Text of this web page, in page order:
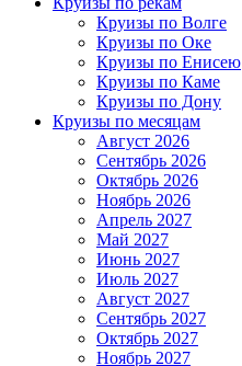
Круизы по Волге
Круизы по Оке
Круизы по Енисею
Круизы по Каме
Круизы по Дону
Круизы по месяцам
Август 2026
Сентябрь 2026
Октябрь 2026
Ноябрь 2026
Апрель 2027
Май 2027
Июнь 2027
Июль 2027
Август 2027
Сентябрь 2027
Октябрь 2027
Ноябрь 2027